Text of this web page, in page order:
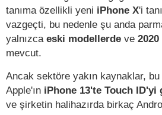
tanıma özellikli yeni iPhone X'i
vazgeçti, bu nedenle şu anda
yalnızca eski modellerde ve
mevcut.
Ancak sektöre yakın kaynaklar, bu
Apple'ın iPhone 13'te Touch
ve şirketin halihazırda birkaç